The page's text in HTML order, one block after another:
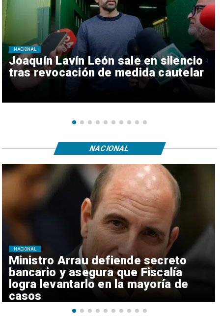
Joaquín Lavín León sale en silencio
tras revocación de medida cautelar
NACIONAL
Ministro Arrau defiende secreto
bancario y asegura que Fiscalía
logra levantarlo en la mayoría de
casos
NACIONAL
NACIONAL